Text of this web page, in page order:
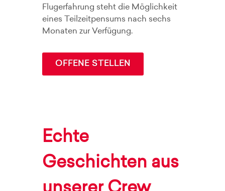
Flugerfahrung steht die Möglichkeit
eines Teilzeitpensums nach sechs
Monaten zur Verfügung.
OFFENE STELLEN
Echte
Geschichten aus